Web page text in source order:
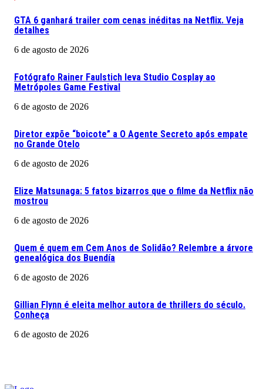
GTA 6 ganhará trailer com cenas inéditas na Netflix. Veja
detalhes
6 de agosto de 2026
Fotógrafo Rainer Faulstich leva Studio Cosplay ao
Metrópoles Game Festival
6 de agosto de 2026
Diretor expõe “boicote” a O Agente Secreto após empate
no Grande Otelo
6 de agosto de 2026
Elize Matsunaga: 5 fatos bizarros que o filme da Netflix não
mostrou
6 de agosto de 2026
Quem é quem em Cem Anos de Solidão? Relembre a árvore
genealógica dos Buendía
6 de agosto de 2026
Gillian Flynn é eleita melhor autora de thrillers do século.
Conheça
6 de agosto de 2026